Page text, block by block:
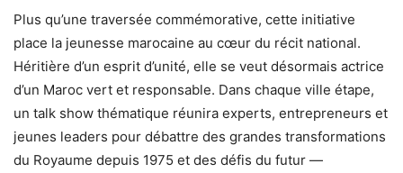
Plus qu’une traversée commémorative, cette initiative
place la jeunesse marocaine au cœur du récit national.
Héritière d’un esprit d’unité, elle se veut désormais actrice
d’un Maroc vert et responsable. Dans chaque ville étape,
un talk show thématique réunira experts, entrepreneurs et
jeunes leaders pour débattre des grandes transformations
du Royaume depuis 1975 et des défis du futur —